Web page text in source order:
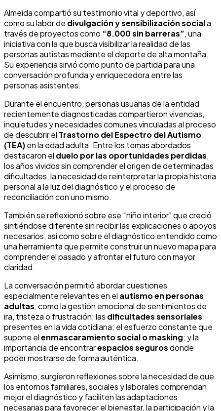
Almeida compartió su testimonio vital y deportivo, así
como su labor de divulgación y sensibilización sociala
través de proyectos como “8.000 sin barreras”, una
iniciativa con la que busca visibilizar la realidad de las
personas autistas mediante el deporte de alta montaña.
Su experiencia sirvió como punto de partida para una
conversación profunda y enriquecedora entre las
personas asistentes.
Durante el encuentro, personas usuarias de la entidad
recientemente diagnosticadas compartieron vivencias,
inquietudes y necesidades comunes vinculadas al proceso
de descubrir el Trastorno del Espectro del Autismo
(TEA)en la edad adulta. Entre los temas abordados
destacaron el duelo por las oportunidades perdidas,
los años vividos sin comprender el origen de determinadas
dificultades, la necesidad de reinterpretar la propia historia
personal a la luz del diagnóstico y el proceso de
reconciliación con uno mismo.
También se reflexionó sobre ese “niño interior” que creció
sintiéndose diferente sin recibir las explicaciones o apoyos
necesarios, así como sobre el diagnóstico entendido como
una herramienta que permite construir un nuevo mapa para
comprender el pasado y afrontar el futuro con mayor
claridad.
La conversación permitió abordar cuestiones
especialmente relevantes en el autismo en personas
adultas, como la gestión emocional de sentimientos de
ira, tristeza o frustración; las dificultades sensoriales
presentes en la vida cotidiana; el esfuerzo constante que
supone elenmascaramiento social o masking; y la
importancia de encontrarespacios segurosdonde
poder mostrarse de forma auténtica.
Asimismo, surgieron reflexiones sobre la necesidad de que
los entornos familiares, sociales y laborales comprendan
mejor el diagnóstico y faciliten las adaptaciones
necesarias para favorecer el bienestar, la participación y la